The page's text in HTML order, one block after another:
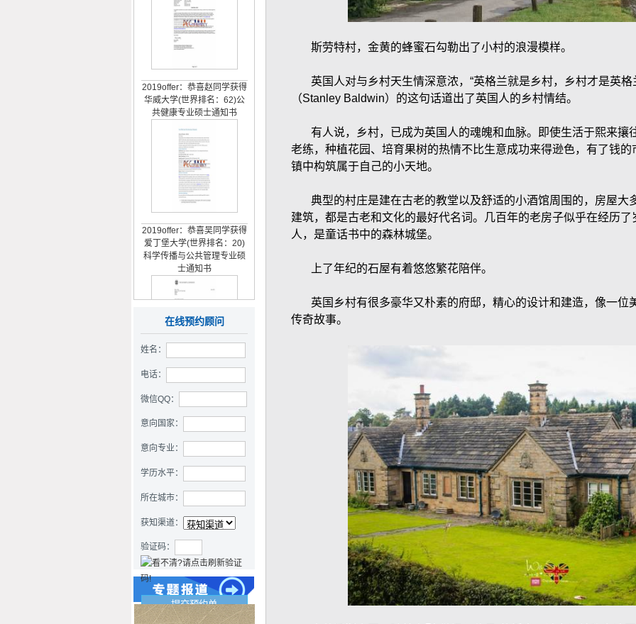
华威大学(世界排名：62)公
共健康专业硕士通知书
爱丁堡大学(世界排名：20)
科学传播与公共管理专业硕
士通知书
2019offer：恭喜王同学获得
牛津大学(世界排名：4)土木
工程方向博士通知书
2019offer：恭喜吴同学获得
牛津大学（世界排名：4）
材料科学专业本科通知书
在线预约顾问
姓名：
电话：
微信QQ：
意向国家：
意向专业：
学历水平：
所在城市：
获知渠道：
验证码：
斯劳特村，金黄的蜂蜜石勾勒出了小村的浪漫模样。
英国人对与乡村天生情深意浓，“英格兰就是乡村，乡村才是英格
（Stanley Baldwin）的这句话道出了英国人的乡村情结。
有人说，乡村，已成为英国人的魂魄和血脉。即使生活于熙来攘
老练，种植花园、培育果树的热情不比生意成功来得逊色，有了钱
镇中构筑属于自己的小天地。
典型的村庄是建在古老的教堂以及舒适的小酒馆周围的，房屋大
建筑，都是古老和文化的最好代名词。几百年的老房子似乎在经历
人，是童话书中的森林城堡。
上了年纪的石屋有着悠悠繁花陪伴。
英国乡村有很多豪华又朴素的府邸，精心的设计和建造，像一位
传奇故事。